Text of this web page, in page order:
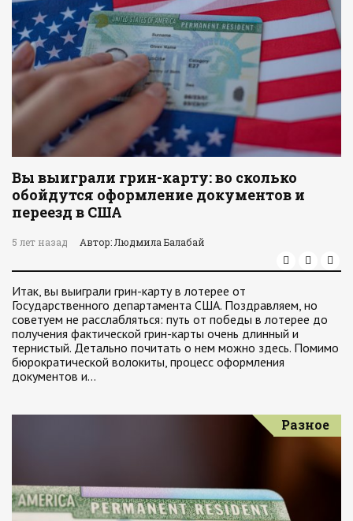
Вы выиграли грин-карту: во сколько
обойдутся оформление документов и
переезд в США
5 лет назад Автор: Людмила Балабай
Итак, вы выиграли грин-карту в лотерее от
Государственного департамента США. Поздравляем, но
советуем не расслабляться: путь от победы в лотерее до
получения фактической грин-карты очень длинный и
тернистый. Детально почитать о нем можно здесь. Помимо
бюрократической волокиты, процесс оформления
документов и…
Разное